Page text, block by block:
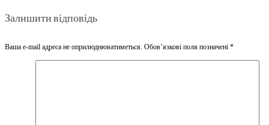
Залишити відповідь
Ваша e-mail адреса не оприлюднюватиметься. Обов’язкові поля позначені *